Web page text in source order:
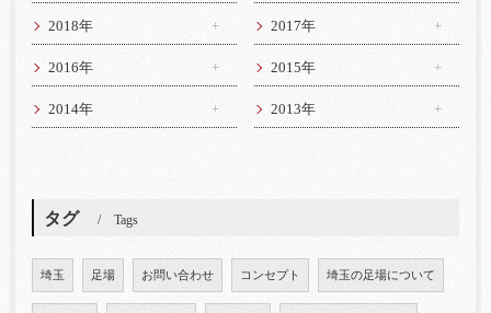
2018年 2017年
2016年 2015年
2014年 2013年
タグ Tags
埼玉 足場 お問い合わせ コンセプト 埼玉の足場について